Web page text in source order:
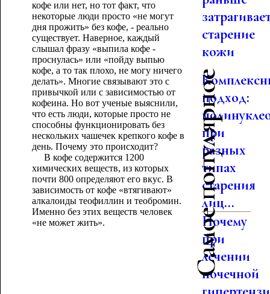
кофе или нет, но тот факт, что
некоторые люди просто «не могут
дня прожить» без кофе, - реально
существует. Наверное, каждый
слышал фразу «выпила кофе -
проснулась» или «пойду выпью
кофе, а то так плохо, не могу ничего
делать». Многие связывают это с
привычкой или с зависимостью от
кофеина. Но вот ученые выяснили,
что есть люди, которые просто не
способны функционировать без
нескольких чашечек крепкого кофе в
день. Почему это происходит?
В кофе содержится 1200
химических веществ, из которых
почти 800 определяют его вкус. В
зависимость от кофе «втягивают»
алкалоиды теофиллин и теобромин.
Именно без этих веществ человек
«не может жить».
старение
кожи
Самое популярное
подход:
при
разных
типах
старения
лиц...
Почему
при
лечении
почечной